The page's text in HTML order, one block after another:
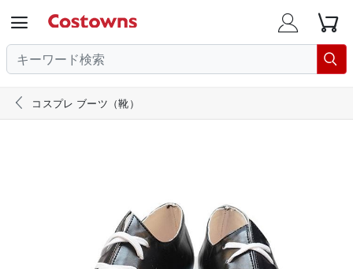
  

 コスプレ ブーツ（靴）